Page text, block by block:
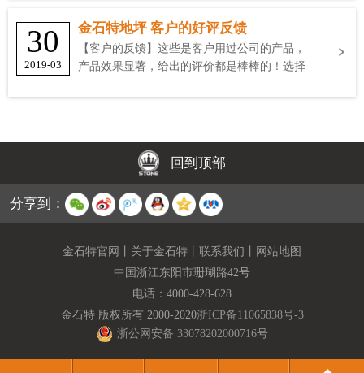
30
2019-03
金石特地坪 客户的好评反馈
【客户的反馈】这些是客户用过公司的产品，
产品效果显著，给出的评价都是棒棒的！选择
回到顶部
分享到：
金石特官网 关于金石特 联系我们
网站地图
中国浙江东阳市珊瑚路42号
电话： 4000-428-628
金石特 版权所有 2000-2020浙ICP备11065838号-3
浙公网安备 33078202000716号